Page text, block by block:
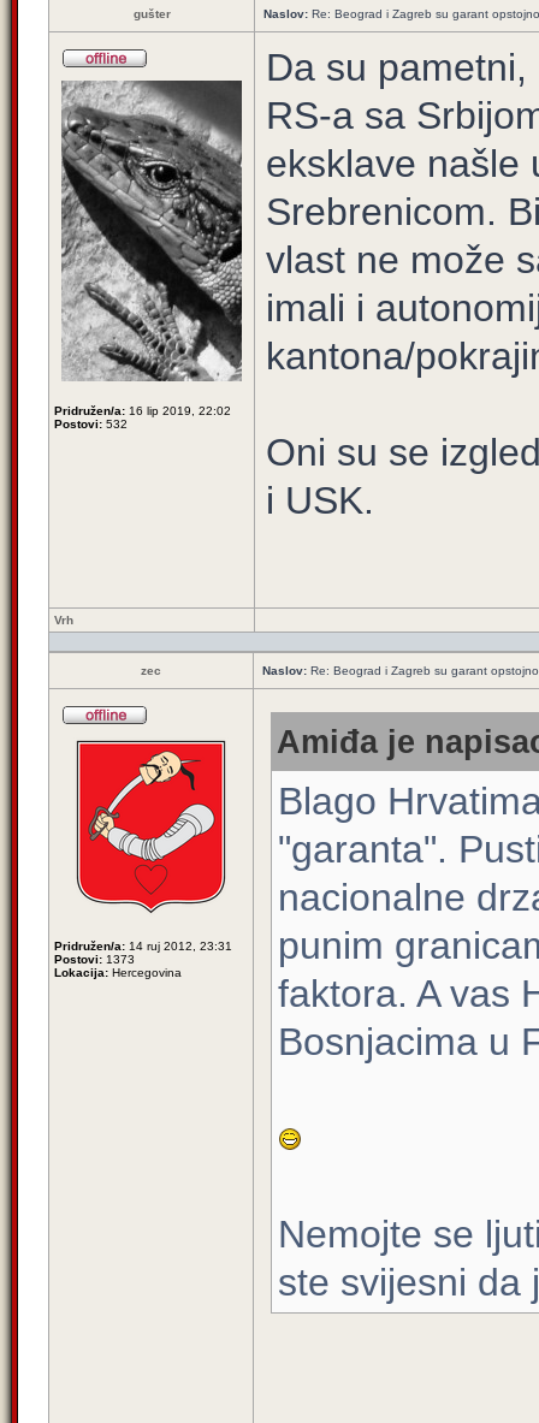
gušter Naslov: Re: Beograd i Zagreb su garant
Pridružen/a: 16 lip 2019, 22:02
Postovi: 532
Da su
RS-a sa
eksklave našle
Srebrenicom.
vlast ne može
imali i
kantona/
Oni su se
i USK.
Vrh
zec Naslov: Re: Beograd i Zagreb su garant
Pridružen/a: 14 ruj 2012, 23:31
Postovi: 1373
Lokacija: Hercegovina
Amiđa je
Blago
"garanta".
nacionalne
punim
faktora. A vas
Bosnjacima u
Nemojte se
ste svijesni da